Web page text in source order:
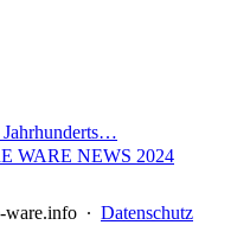
Jahrhunderts…
WARE NEWS 2024
∙ Datenschutz